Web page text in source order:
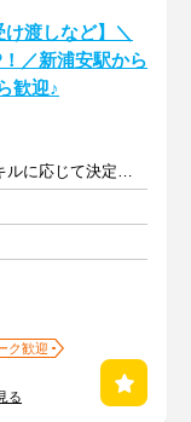
け渡しなど】＼
／新浦安駅から
歓迎♪
時給1380円～（経験・スキルに応じて決定）＋交通費一部支給
ク歓迎
る